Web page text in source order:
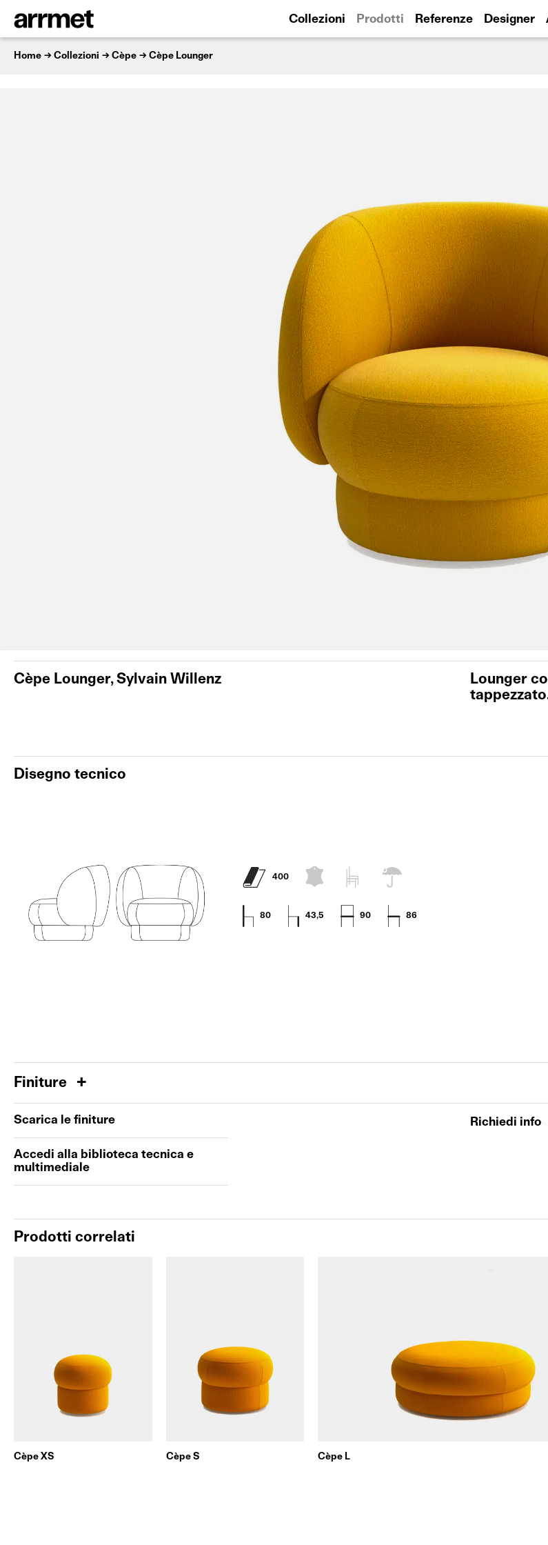
Collezioni Prodotti Referenze Designer
Home Collezioni Cèpe Cèpe Lounger
Cèpe Lounger, Sylvain Willenz
Lounger
Disegno tecnico
400
80 43,5 90 86
Finiture
Scarica le finiture
Accedi alla biblioteca tecnica e
multimediale
Richiedi info
Prodotti correlati
Cèpe XS Cèpe S Cèpe L